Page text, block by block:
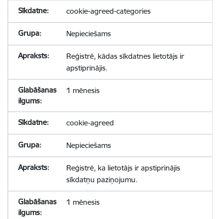
cookie-agreed-categories
Nepieciešams
Reģistrē, kādas sīkdatnes lietotājs ir
apstiprinājis.
1 mēnesis
cookie-agreed
Nepieciešams
Reģistrē, ka lietotājs ir apstiprinājis
sīkdatņu paziņojumu.
1 mēnesis